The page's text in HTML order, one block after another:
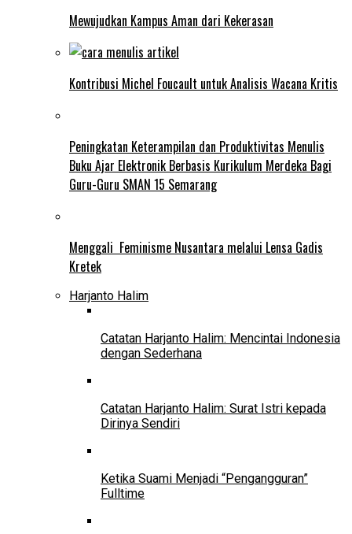
Mewujudkan Kampus Aman dari Kekerasan
Kontribusi Michel Foucault untuk Analisis Wacana Kritis
Peningkatan Keterampilan dan Produktivitas Menulis
Buku Ajar Elektronik Berbasis Kurikulum Merdeka Bagi
Guru-Guru SMAN 15 Semarang
Menggali Feminisme Nusantara melalui Lensa Gadis
Kretek
Harjanto Halim
Catatan Harjanto Halim: Mencintai Indonesia
dengan Sederhana
Catatan Harjanto Halim: Surat Istri kepada
Dirinya Sendiri
Ketika Suami Menjadi “Pengangguran”
Fulltime